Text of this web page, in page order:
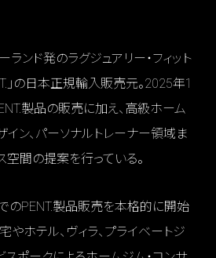
ンド発のラグジュアリー・フィット
」の日本正規輸入販売元。2025年1
製品の販売に加え、高級ホーム
イン、パーソナルトレーナー領域ま
空間の提案を行っている。
のPENT.製品販売を本格的に開始
やホテル、ヴィラ、プライベートジ